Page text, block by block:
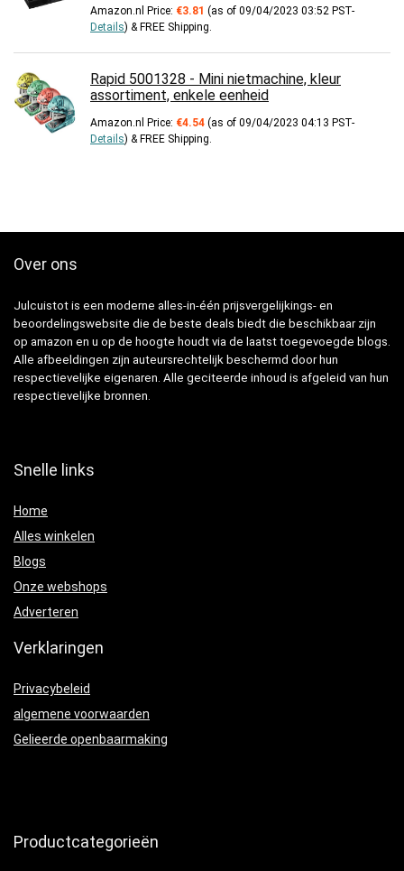
Amazon.nl Price: €3.81 (as of 09/04/2023 03:52 PST-
Details) & FREE Shipping.
Rapid 5001328 - Mini nietmachine, kleur
assortiment, enkele eenheid
Amazon.nl Price: €4.54 (as of 09/04/2023 04:13 PST-
Details) & FREE Shipping.
Over ons
Julcuistot is een moderne alles-in-één prijsvergelijkings- en
beoordelingswebsite die de beste deals biedt die beschikbaar zijn
op amazon en u op de hoogte houdt via de laatst toegevoegde blogs.
Alle afbeeldingen zijn auteursrechtelijk beschermd door hun
respectievelijke eigenaren. Alle geciteerde inhoud is afgeleid van hun
respectievelijke bronnen.
Snelle links
Home
Alles winkelen
Blogs
Onze webshops
Adverteren
Verklaringen
Privacybeleid
algemene voorwaarden
Gelieerde openbaarmaking
Productcategorieën